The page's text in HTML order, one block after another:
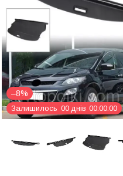
–8%
Залишилось 00 днів 00 00 00